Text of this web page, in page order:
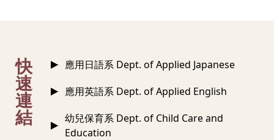
快
速
連
結
應用日語系 Dept. of Applied Japanese
應用英語系 Dept. of Applied English
幼兒保育系 Dept. of Child Care and
Education